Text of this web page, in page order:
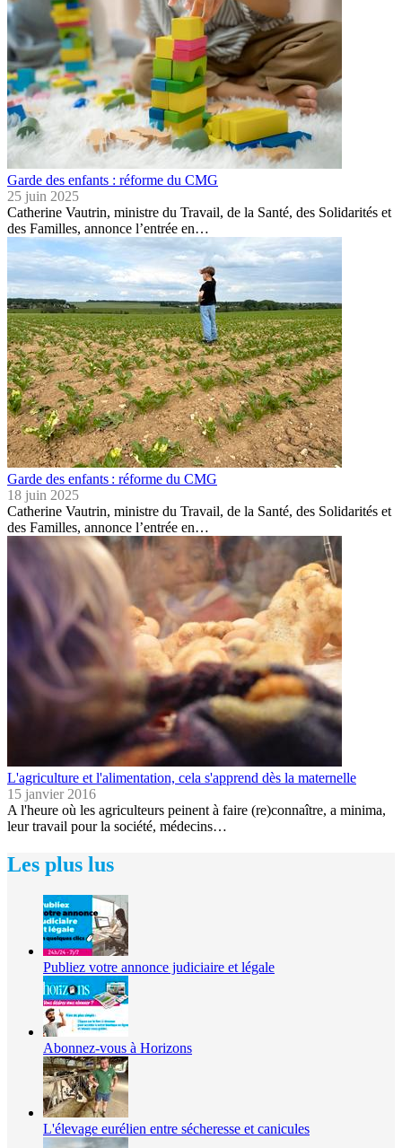
Garde des enfants : réforme du CMG
25 juin 2025
Catherine Vautrin, ministre du Travail, de la Santé, des Solidarités et
des Familles, annonce l’entrée en…
Garde des enfants : réforme du CMG
18 juin 2025
Catherine Vautrin, ministre du Travail, de la Santé, des Solidarités et
des Familles, annonce l’entrée en…
L'agriculture et l'alimentation, cela s'apprend dès la maternelle
15 janvier 2016
A l'heure où les agriculteurs peinent à faire (re)connaître, a minima,
leur travail pour la société, médecins…
Les plus lus
Publiez votre annonce judiciaire et légale
Abonnez-vous à Horizons
L'élevage eurélien entre sécheresse et canicules